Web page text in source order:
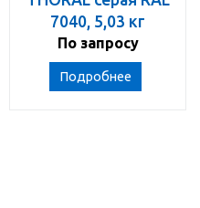
7040, 5,03 кг
По запросу
Подробнее